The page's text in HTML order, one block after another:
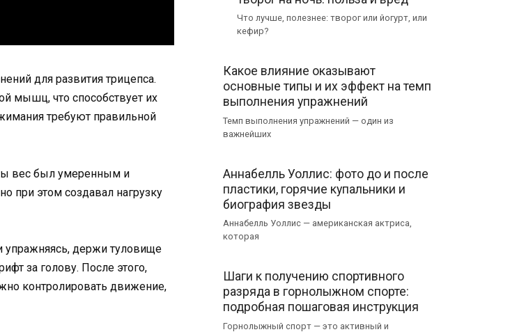
для развития трицепса.
мышц, что способствует их
требуют правильной
вес был умеренным и
при этом создавал нагрузку
упражняясь, держи туловище
за голову. После этого,
контролировать движение,
Что лучше, полезнее: творог или йогурт, или
кефир?
Какое влияние оказывают
основные типы и их эффект на темп
выполнения упражнений
Темп выполнения упражнений — один из
важнейших
Аннабелль Уоллис: фото до и после
пластики, горячие купальники и
биография звезды
Аннабелль Уоллис — американская актриса,
которая
Шаги к получению спортивного
разряда в горнолыжном спорте:
подробная пошаговая инструкция
Горнолыжный спорт — это активный и